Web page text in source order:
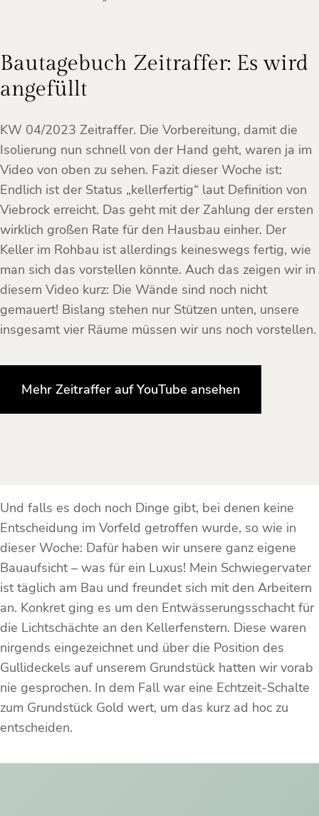
Bautagebuch Zeitraffer: Es wird
angefüllt
KW 04/2023 Zeitraffer. Die Vorbereitung, damit die
Isolierung nun schnell von der Hand geht, waren ja im
Video von oben zu sehen. Fazit dieser Woche ist:
Endlich ist der Status „kellerfertig“ laut Definition von
Viebrock erreicht. Das geht mit der Zahlung der ersten
wirklich großen Rate für den Hausbau einher. Der
Keller im Rohbau ist allerdings keineswegs fertig, wie
man sich das vorstellen könnte. Auch das zeigen wir in
diesem Video kurz: Die Wände sind noch nicht
gemauert! Bislang stehen nur Stützen unten, unsere
insgesamt vier Räume müssen wir uns noch vorstellen.
Mehr Zeitraffer auf YouTube ansehen
Und falls es doch noch Dinge gibt, bei denen keine
Entscheidung im Vorfeld getroffen wurde, so wie in
dieser Woche: Dafür haben wir unsere ganz eigene
Bauaufsicht – was für ein Luxus! Mein Schwiegervater
ist täglich am Bau und freundet sich mit den Arbeitern
an. Konkret ging es um den Entwässerungsschacht für
die Lichtschächte an den Kellerfenstern. Diese waren
nirgends eingezeichnet und über die Position des
Gullideckels auf unserem Grundstück hatten wir vorab
nie gesprochen. In dem Fall war eine Echtzeit-Schalte
zum Grundstück Gold wert, um das kurz ad hoc zu
entscheiden.